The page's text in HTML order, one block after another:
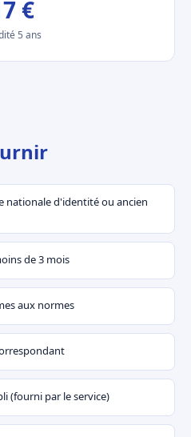
€
5 ans
nationale d'identité ou ancien
de 3 mois
aux normes
(fourni par le service)